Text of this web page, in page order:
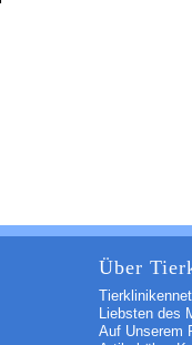
Über
Liebsten des
Auf Unserem